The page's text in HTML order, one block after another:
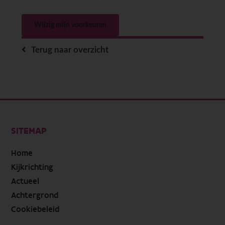
Wijzig mijn voorkeuren
Terug naar overzicht
SITEMAP
Home
Kijkrichting
Actueel
Achtergrond
Cookiebeleid